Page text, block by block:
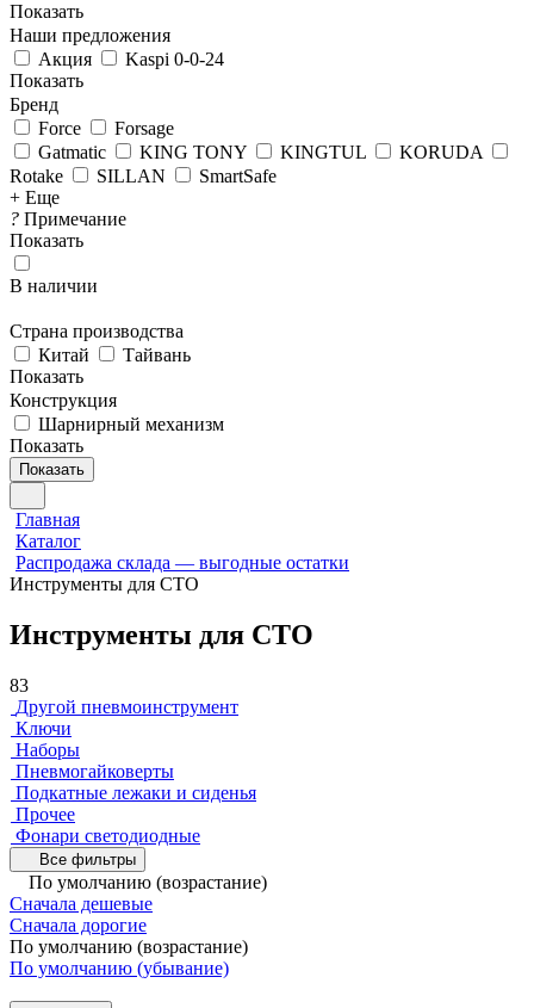
Показать
Наши предложения
Акция
Kaspi 0-0-24
Показать
Бренд
Force
Forsage
Gatmatic
KING TONY KINGTUL
KORUDA
Rotake
SILLAN
SmartSafe
+ Еще
? Примечание
Показать
В наличии
Страна производства
Китай
Тайвань
Показать
Конструкция
Шарнирный механизм
Показать
Показать
Главная
Каталог
Распродажа склада — выгодные остатки
Инструменты для СТО
Инструменты для СТО
83
Другой пневмоинструмент
Ключи
Наборы
Пневмогайковерты
Подкатные лежаки и сиденья
Прочее
Фонари светодиодные
Все фильтры
По умолчанию (возрастание)
Сначала дешевые
Сначала дорогие
По умолчанию (возрастание)
По умолчанию (убывание)